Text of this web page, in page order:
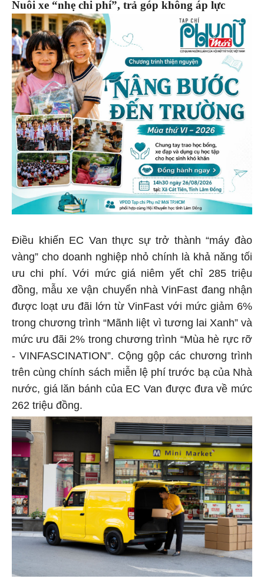
Nuôi xe “nhẹ chi phí”, trả góp không áp lực
Điều khiến EC Van thực sự trở thành “máy đào
vàng” cho doanh nghiệp nhỏ chính là khả năng tối
ưu chi phí. Với mức giá niêm yết chỉ 285 triệu
đồng, mẫu xe vận chuyển nhà VinFast đang nhận
được loạt ưu đãi lớn từ VinFast với mức giảm 6%
trong chương trình “Mãnh liệt vì tương lai Xanh” và
mức ưu đãi 2% trong chương trình “Mùa hè rực rỡ
- VINFASCINATION”. Cộng gộp các chương trình
trên cùng chính sách miễn lệ phí trước bạ của Nhà
nước, giá lăn bánh của EC Van được đưa về mức
262 triệu đồng.